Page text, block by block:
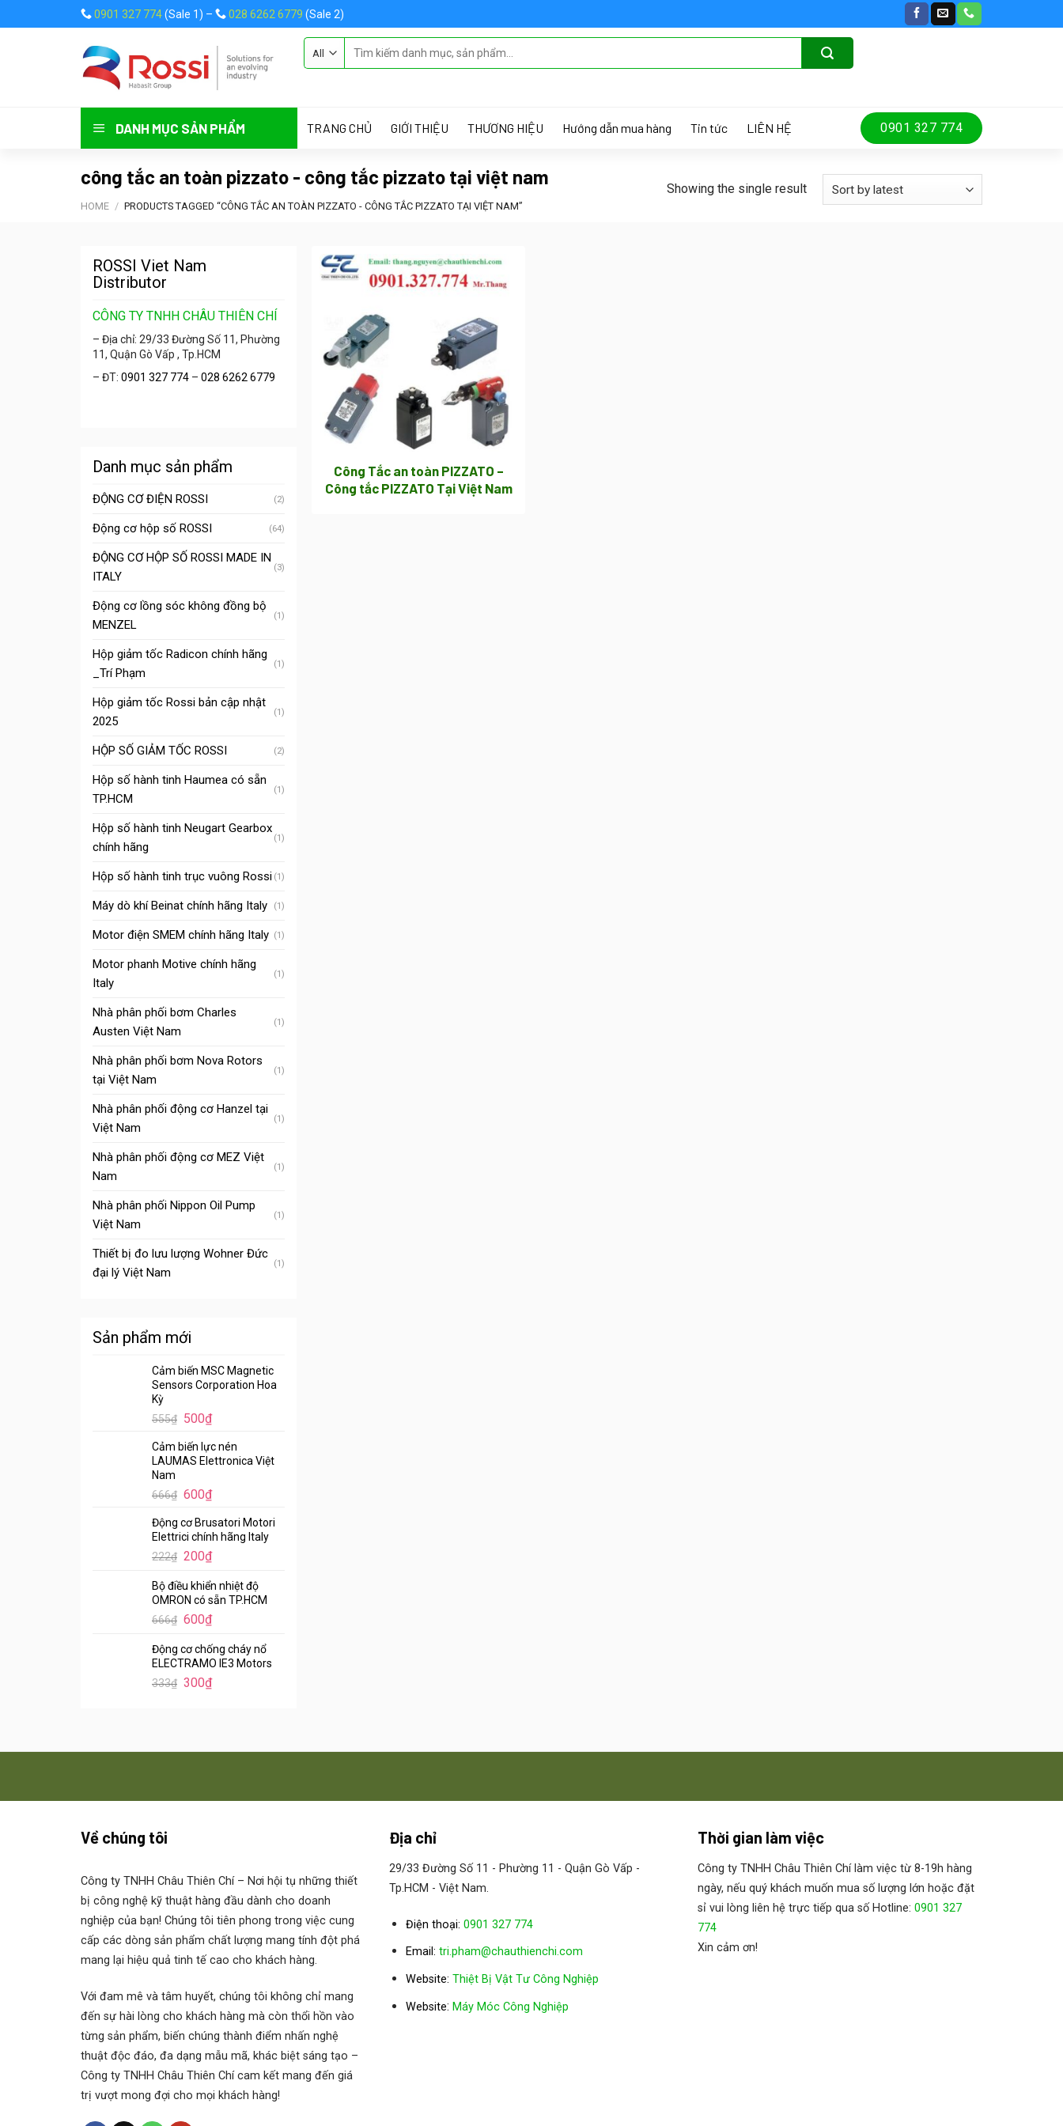
to
0901 327 774(Sale 1) – 028 6262 6779 (Sale 2)
DANH MỤC SẢN PHẨM TRANG CHỦ GIỚI THIỆU THƯƠNG HIỆU Hướng dẫn mua hàng Tin tức LIÊN HỆ 0901 327 774
công tắc an toàn pizzato - công tắc pizzato tại việt nam
HOME / PRODUCTS TAGGED “CÔNG TẮC AN TOÀN PIZZATO - CÔNG TẮC PIZZATO TẠI VIỆT NAM”
Showing the single result
ROSSI Viet Nam
Distributor
CÔNG TY TNHH CHÂU THIÊN CHÍ
– Địa chỉ: 29/33 Đường Số 11, Phường
11, Quận Gò Vấp , Tp.HCM
– ĐT: 0901 327 774 – 028 6262 6779
Danh mục sản phẩm
ĐỘNG CƠ ĐIỆN ROSSI (2)
Động cơ hộp số ROSSI (64)
ĐỘNG CƠ HỘP SỐ ROSSI MADE IN
ITALY
(3)
Động cơ lồng sóc không đồng bộ
MENZEL
(1)
Hộp giảm tốc Radicon chính hãng
_Trí Phạm
(1)
Hộp giảm tốc Rossi bản cập nhật
2025
(1)
HỘP SỐ GIẢM TỐC ROSSI (2)
Hộp số hành tinh Haumea có sẵn
TP.HCM
(1)
Hộp số hành tinh Neugart Gearbox
chính hãng
(1)
Hộp số hành tinh trục vuông Rossi (1)
Máy dò khí Beinat chính hãng Italy (1)
Motor điện SMEM chính hãng Italy (1)
Motor phanh Motive chính hãng
Italy
(1)
Nhà phân phối bơm Charles
Austen Việt Nam
(1)
Nhà phân phối bơm Nova Rotors
tại Việt Nam
(1)
Nhà phân phối động cơ Hanzel tại
Việt Nam
(1)
Nhà phân phối động cơ MEZ Việt
Nam
(1)
Nhà phân phối Nippon Oil Pump
Việt Nam
(1)
Thiết bị đo lưu lượng Wohner Đức
đại lý Việt Nam
(1)
Sản phẩm mới
Cảm biến MSC Magnetic
Sensors Corporation Hoa
Kỳ
555₫ 500₫
Cảm biến lực nén
LAUMAS Elettronica Việt
Nam
666₫ 600₫
Động cơ Brusatori Motori
Elettrici chính hãng Italy
222₫ 200₫
Bộ điều khiển nhiệt độ
OMRON có sẵn TP.HCM
666₫ 600₫
Động cơ chống cháy nổ
ELECTRAMO IE3 Motors
333₫ 300₫
Công Tắc an toàn PIZZATO –
Công tắc PIZZATO Tại Việt Nam
Về chúng tôi
Công ty TNHH Châu Thiên Chí– Nơi hội tụ những thiết
bị công nghệ kỹ thuật hàng đầu dành cho doanh
nghiệp của bạn! Chúng tôi tiên phong trong việc cung
cấp các dòng sản phẩm chất lượng mang tính đột phá
mang lại hiệu quả tinh tế cao cho khách hàng.
Với đam mê và tâm huyết, chúng tôi không chỉ mang
đến sự hài lòng cho khách hàng mà còn thổi hồn vào
từng sản phẩm, biến chúng thành điểm nhấn nghệ
thuật độc đáo, đa dạng mẫu mã, khác biệt sáng tạo –
Công ty TNHH Châu Thiên Chí cam kết mang đến giá
trị vượt mong đợi cho mọi khách hàng!
Địa chỉ
29/33 Đường Số 11 - Phường 11 - Quận Gò Vấp -
Tp.HCM - Việt Nam.
Điện thoại: 0901 327 774
Email: tri.pham@chauthienchi.com
Website: Thiệt Bị Vật Tư Công Nghiệp
Website: Máy Móc Công Nghiệp
Thời gian làm việc
Công ty TNHH Châu Thiên Chí làm việc từ 8-19h hàng
ngày, nếu quý khách muốn mua số lượng lớn hoặc đặt
sỉ vui lòng liên hệ trực tiếp qua số Hotline: 0901 327
774
Xin cảm ơn!